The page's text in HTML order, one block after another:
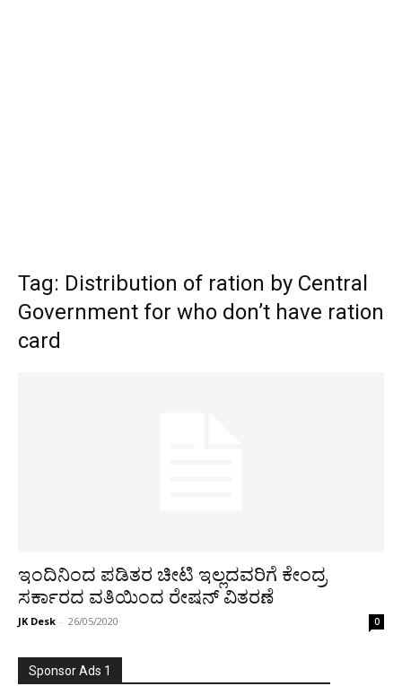
Tag: Distribution of ration by Central
Government for who don’t have ration
card
ಇಂದಿನಿಂದ ಪಡಿತರ ಚೀಟಿ ಇಲ್ಲದವರಿಗೆ ಕೇಂದ್ರ
ಸರ್ಕಾರದ ವತಿಯಿಂದ ರೇಷನ್ ವಿತರಣೆ
JK Desk - 26/05/2020 0
Sponsor Ads 1